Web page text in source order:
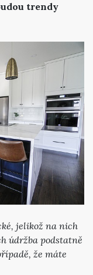
trendy
jelikož na nich
údržba podstatně
že máte